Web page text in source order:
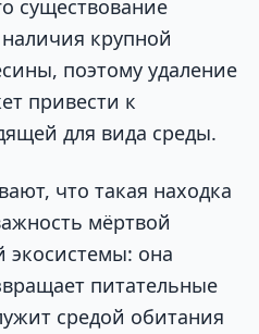
существование
крупной
поэтому удаление
привести к
для вида среды.
что такая находка
мёртвой
экосистемы: она
питательные
средой обитания